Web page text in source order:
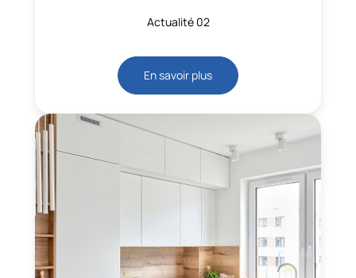
Actualité 02
En savoir plus